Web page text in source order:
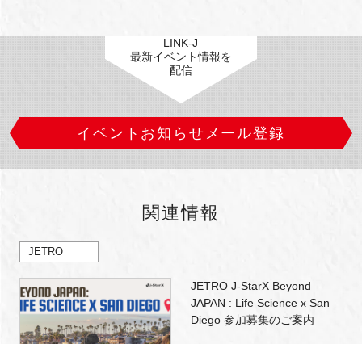
LINK-J
最新イベント情報を
配信
イベントお知らせメール登録
関連情報
JETRO
JETRO J-StarX Beyond
JAPAN : Life Science x San
Diego 参加募集のご案内